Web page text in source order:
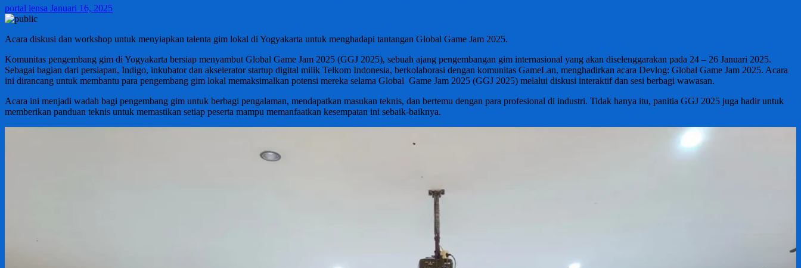
portal lensa Januari 16, 2025
Acara diskusi dan workshop untuk menyiapkan talenta gim lokal di Yogyakarta untuk menghadapi tantangan Global Game Jam 2025.
Komunitas pengembang gim di Yogyakarta bersiap menyambut Global Game Jam 2025 (GGJ 2025), sebuah ajang pengembangan gim internasional yang akan diselenggarakan pada 24 – 26 Januari 2025.
Sebagai bagian dari persiapan, Indigo, inkubator dan akselerator startup digital milik Telkom Indonesia, berkolaborasi dengan komunitas GameLan, menghadirkan acara Devlog: Global Game Jam 2025. Acara
ini dirancang untuk membantu para pengembang gim lokal memaksimalkan potensi mereka selama Global Game Jam 2025 (GGJ 2025) melalui diskusi interaktif dan sesi berbagi wawasan.
Acara ini menjadi wadah bagi pengembang gim untuk berbagi pengalaman, mendapatkan masukan teknis, dan bertemu dengan para profesional di industri. Tidak hanya itu, panitia GGJ 2025 juga hadir untuk
memberikan panduan teknis untuk memastikan setiap peserta mampu memanfaatkan kesempatan ini sebaik-baiknya.